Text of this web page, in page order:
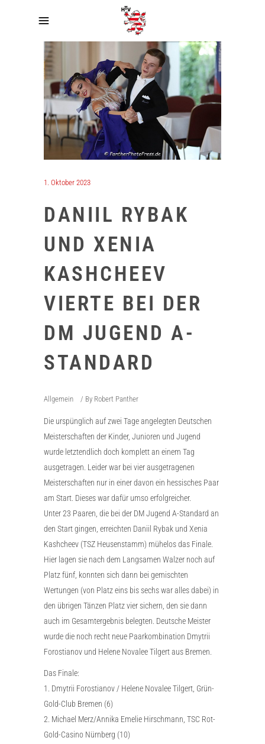
1. Oktober 2023
DANIIL RYBAK
UND XENIA
KASHCHEEV
VIERTE BEI DER
DM JUGEND A-
STANDARD
Allgemein By Robert Panther
Die urspünglich auf zwei Tage angelegten Deutschen
Meisterschaften der Kinder, Junioren und Jugend
wurde letztendlich doch komplett an einem Tag
ausgetragen. Leider war bei vier ausgetragenen
Meisterschaften nur in einer davon ein hessisches Paar
am Start. Dieses war dafür umso erfolgreicher.
Unter 23 Paaren, die bei der DM Jugend A-Standard an
den Start gingen, erreichten Daniil Rybak und Xenia
Kashcheev (TSZ Heusenstamm) mühelos das Finale.
Hier lagen sie nach dem Langsamen Walzer noch auf
Platz fünf, konnten sich dann bei gemischten
Wertungen (von Platz eins bis sechs war alles dabei) in
den übrigen Tänzen Platz vier sichern, den sie dann
auch im Gesamtergebnis belegten. Deutsche Meister
wurde die noch recht neue Paarkombination Dmytrii
Forostianov und Helene Novalee Tilgert aus Bremen.
Das Finale:
1. Dmytrii Forostianov / Helene Novalee Tilgert, Grün-
Gold-Club Bremen (6)
2. Michael Merz/Annika Emelie Hirschmann, TSC Rot-
Gold-Casino Nürnberg (10)